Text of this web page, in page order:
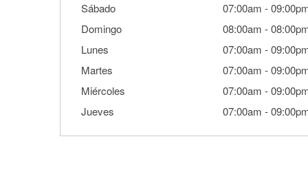
Sábado 07:00am -
Domingo
08:00am -
Lunes
07:00am -
Martes
07:00am -
Miércoles
07:00am -
Jueves
07:00am -